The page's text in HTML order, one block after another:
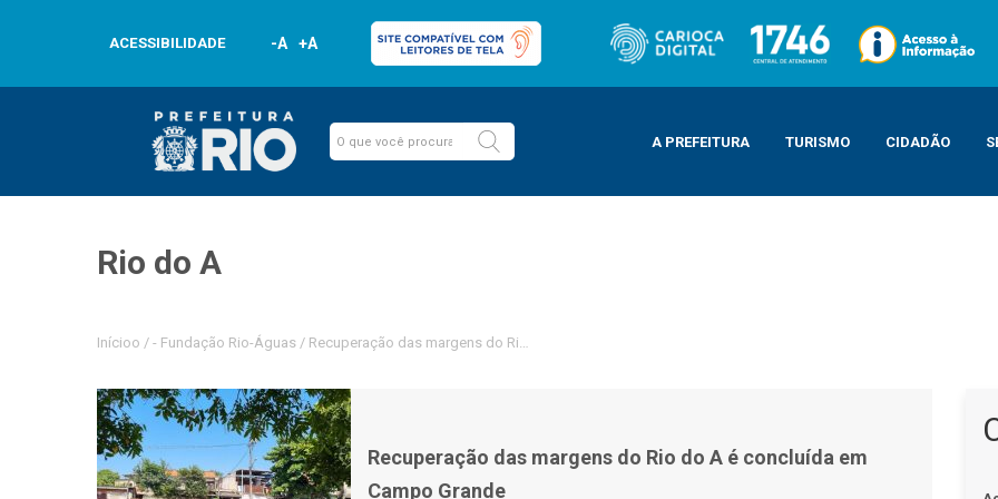
ACESSIBILIDADE -A +A
A PREFEITURA TURISMO CIDADÃO
Rio do A
Inícioo / - Fundação Rio-Águas / Recuperação das margens do Rio do A é concluída em Campo Grande
Recuperação das margens do Rio do A é concluída em
Campo Grande